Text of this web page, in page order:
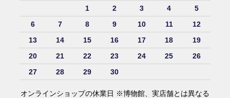
1
2 3 4
5
6
7 8 9 10 11
12
13
14 15 16 17 18
19
20
21 22 23 24 25
26
27
28 29 30
オンラインショップの休業日 ※博物館、実店舗とは異なる